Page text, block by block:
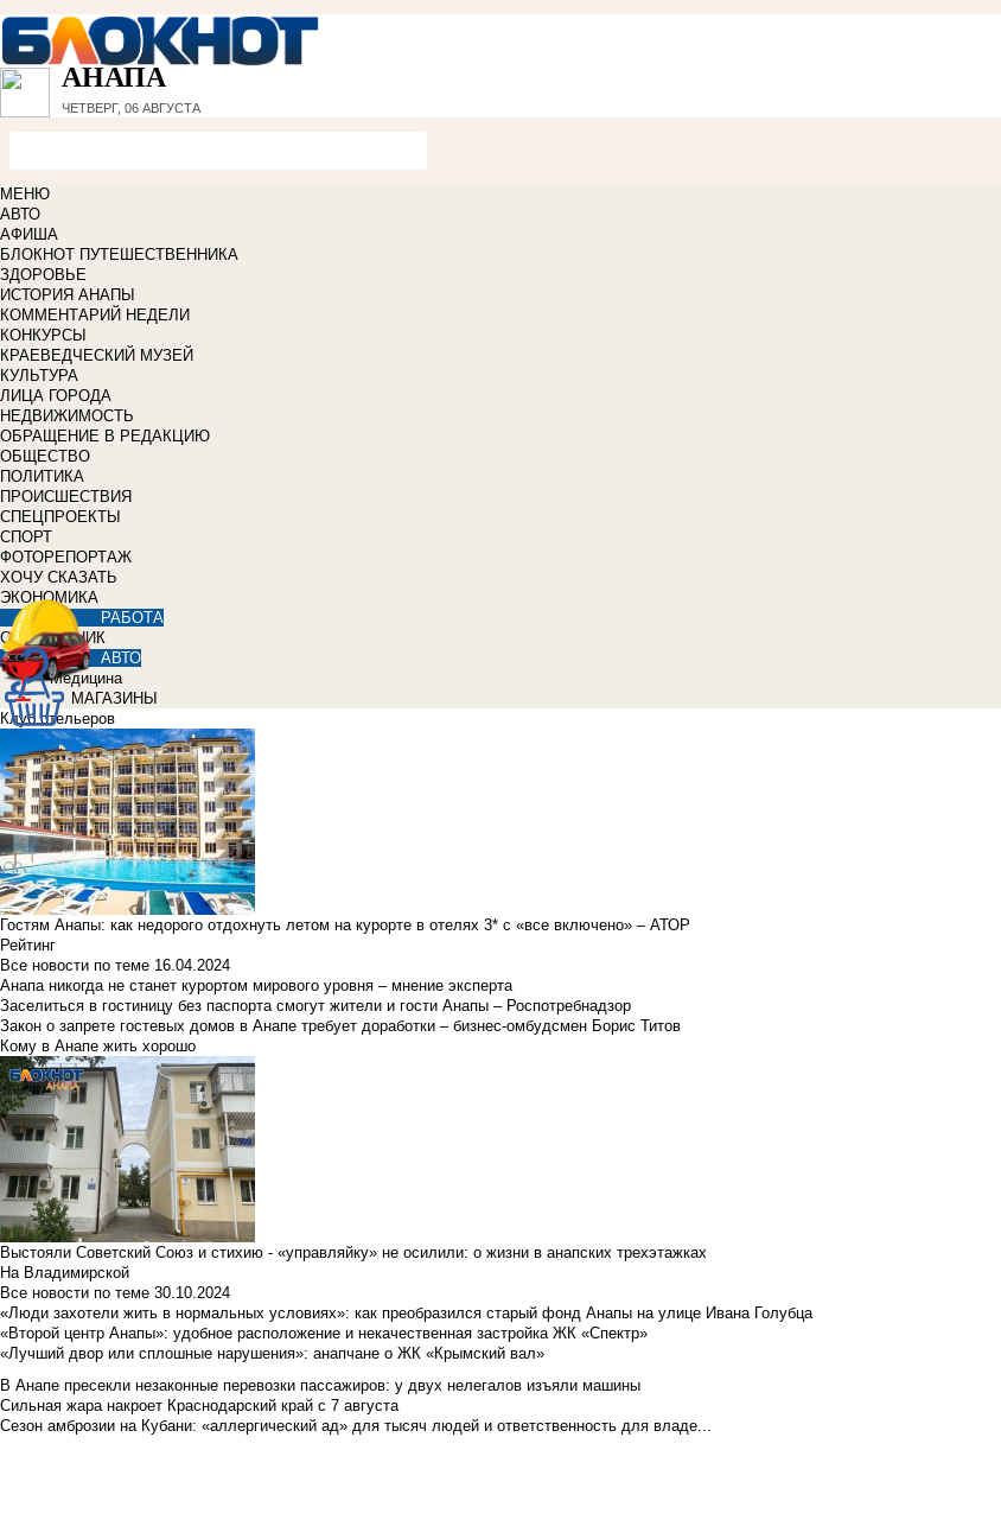
АНАПА
ЧЕТВЕРГ, 06 АВГУСТА
МЕНЮ
АВТО
АФИША
БЛОКНОТ ПУТЕШЕСТВЕННИКА
ЗДОРОВЬЕ
ИСТОРИЯ АНАПЫ
КОММЕНТАРИЙ НЕДЕЛИ
КОНКУРСЫ
КРАЕВЕДЧЕСКИЙ МУЗЕЙ
КУЛЬТУРА
ЛИЦА ГОРОДА
НЕДВИЖИМОСТЬ
ОБРАЩЕНИЕ В РЕДАКЦИЮ
ОБЩЕСТВО
ПОЛИТИКА
ПРОИСШЕСТВИЯ
СПЕЦПРОЕКТЫ
СПОРТ
ФОТОРЕПОРТАЖ
ХОЧУ СКАЗАТЬ
ЭКОНОМИКА
РАБОТА
СПРАВОЧНИК
АВТО
Медицина
МАГАЗИНЫ
Клуб отельеров
Гостям Анапы: как недорого отдохнуть летом на курорте в отелях 3* с «все включено» – АТОР
Рейтинг
Все новости по теме 16.04.2024
Анапа никогда не станет курортом мирового уровня – мнение эксперта
Заселиться в гостиницу без паспорта смогут жители и гости Анапы – Роспотребнадзор
Закон о запрете гостевых домов в Анапе требует доработки – бизнес-омбудсмен Борис Титов
Кому в Анапе жить хорошо
Выстояли Советский Союз и стихию - «управляйку» не осилили: о жизни в анапских трехэтажках
На Владимирской
Все новости по теме 30.10.2024
«Люди захотели жить в нормальных условиях»: как преобразился старый фонд Анапы на улице Ивана Голубца
«Второй центр Анапы»: удобное расположение и некачественная застройка ЖК «Спектр»
«Лучший двор или сплошные нарушения»: анапчане о ЖК «Крымский вал»
В Анапе пресекли незаконные перевозки пассажиров: у двух нелегалов изъяли машины
Сильная жара накроет Краснодарский край с 7 августа
Сезон амброзии на Кубани: «аллергический ад» для тысяч людей и ответственность для владе...